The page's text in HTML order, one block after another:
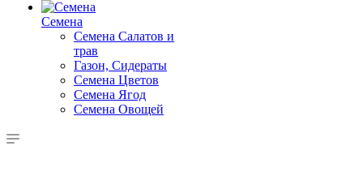
Семена
Семена Салатов и
трав
Газон, Сидераты
Семена Цветов
Семена Ягод
Семена Овощей